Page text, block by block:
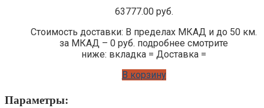
63777.00 руб.
Стоимость доставки: В пределах МКАД и до 50 км.
за МКАД – 0 руб. подробнее смотрите
ниже: вкладка = Доставка =
В корзину
Параметры: